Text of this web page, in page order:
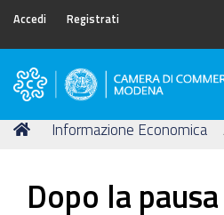
Accedi Registrati
Camera
Commercio
Tu
Home
Informazione Economica
Dopo la